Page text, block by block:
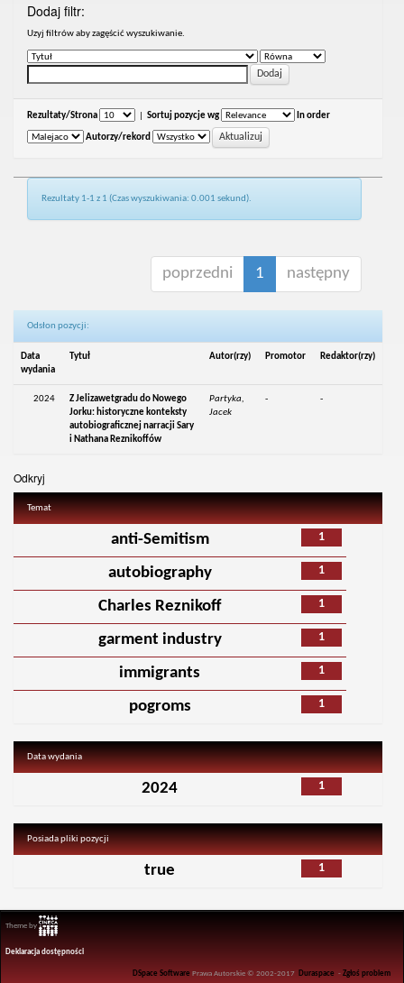
Dodaj filtr:
Uzyj filtrów aby zagęścić wyszukiwanie.
Rezultaty/Strona Sortuj pozycje wg In order
Autorzy/rekord
Rezultaty 1-1 z 1 (Czas wyszukiwania: 0.001 sekund).
poprzedni 1 następny
Odsłon pozycji:
Data
wydania
Tytuł Autor(rzy) Promotor Redaktor(rzy)
2024
Z Jelizawetgradu do Nowego
Jorku: historyczne konteksty
autobiograficznej narracji Sary
i Nathana Reznikoffów
Partyka,
Jacek
- -
Odkryj
Temat
1
anti-Semitism
1
autobiography
1
Charles Reznikoff
1
garment industry
1
immigrants
1
pogroms
Data wydania
1
2024
Posiada pliki pozycji
1
true
Theme by
Deklaracja dostępności
DSpace Software Prawa Autorskie © 2002-2017 Duraspace -Zgłoś problem